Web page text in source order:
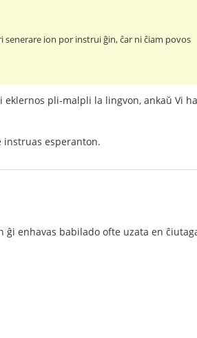
senerare ion por instrui ĝin, ĉar ni ĉiam povos
pli-malpli la lingvon, ankaŭ Vi
esperanton.
ĝi enhavas babilado ofte uzata en